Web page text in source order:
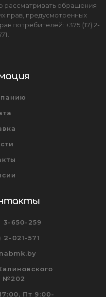
рассматривать обращения
прав, предусмотренных
потребителей: +375 (17) 2-
3-650-259
2-021-571
№202
Пт 9:00-